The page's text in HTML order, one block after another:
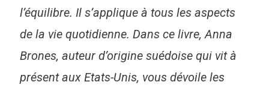
l’équilibre. Il s’applique à tous les aspects
de la vie quotidienne. Dans ce livre, Anna
Brones, auteur d’origine suédoise qui vit à
présent aux Etats-Unis, vous dévoile les